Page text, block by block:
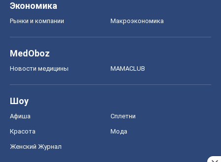
Экономика
Рынки и компании Mакроэкономика
MedOboz
Новости медицины MAMACLUB
Шоу
Афиша Сплетни
Красота Мода
Женский Журнал